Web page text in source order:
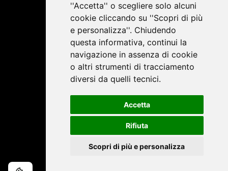
''Accetta'' o scegliere solo alcuni
cookie cliccando su ''Scopri di più
e personalizza''. Chiudendo
questa informativa, continui la
navigazione in assenza di cookie
o altri strumenti di tracciamento
diversi da quelli tecnici.
Accetta
Rifiuta
Scopri di più e personalizza